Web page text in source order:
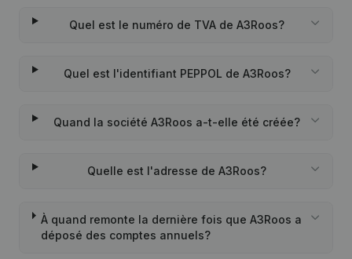
Quel est le numéro de TVA de A3Roos?
Quel est l'identifiant PEPPOL de A3Roos?
Quand la société A3Roos a-t-elle été créée?
Quelle est l'adresse de A3Roos?
À quand remonte la dernière fois que A3Roos a
déposé des comptes annuels?